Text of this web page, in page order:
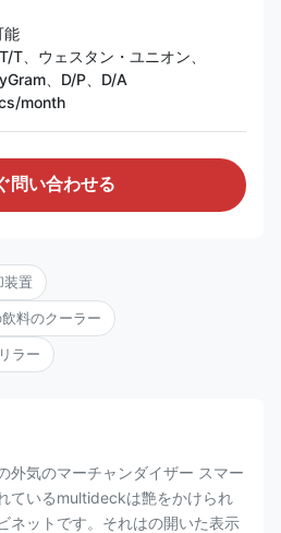
能
T、ウェスタン・ユニオン、
、D/P、D/A
month
問い合わせる
置
料のクーラー
ラー
外気のマーチャンダイザー スマー
ているmultideckは艶をかけられ
ネットです。それはの開いた表示